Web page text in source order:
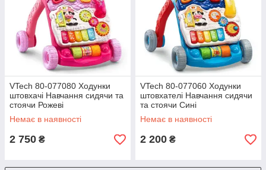
VTech 80-077080 Ходунки
штовхачі Навчання сидячи та
стоячи Рожеві
Немає в наявності
2 750 ₴
VTech 80-077060 Ходунки
штовхателі Навчання сидячи
та стоячи Сині
Немає в наявності
2 200 ₴